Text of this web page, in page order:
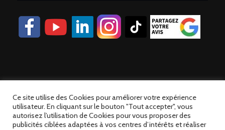
Ce site utilise des Cookies pour améliorer votre expérience
utilisateur. En cliquant sur le bouton "Tout accepter", vous
autorisez l’utilisation de Cookies pour vous proposer des
publicités ciblées adaptées à vos centres d’intérêts et réaliser